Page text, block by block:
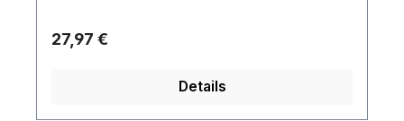
Regulärer Preis:
27,97 €
Details